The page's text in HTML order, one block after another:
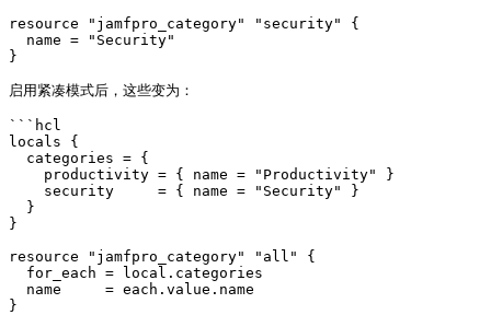
resource "jamfpro_category" "security" {
  name = "Security"
}
启用紧凑模式后，这些变为：
```hcl
locals {
  categories = {
    productivity = { name = "Productivity" }
    security     = { name = "Security" }
  }
}
resource "jamfpro_category" "all" {
  for_each = local.categories
  name     = each.value.name
}